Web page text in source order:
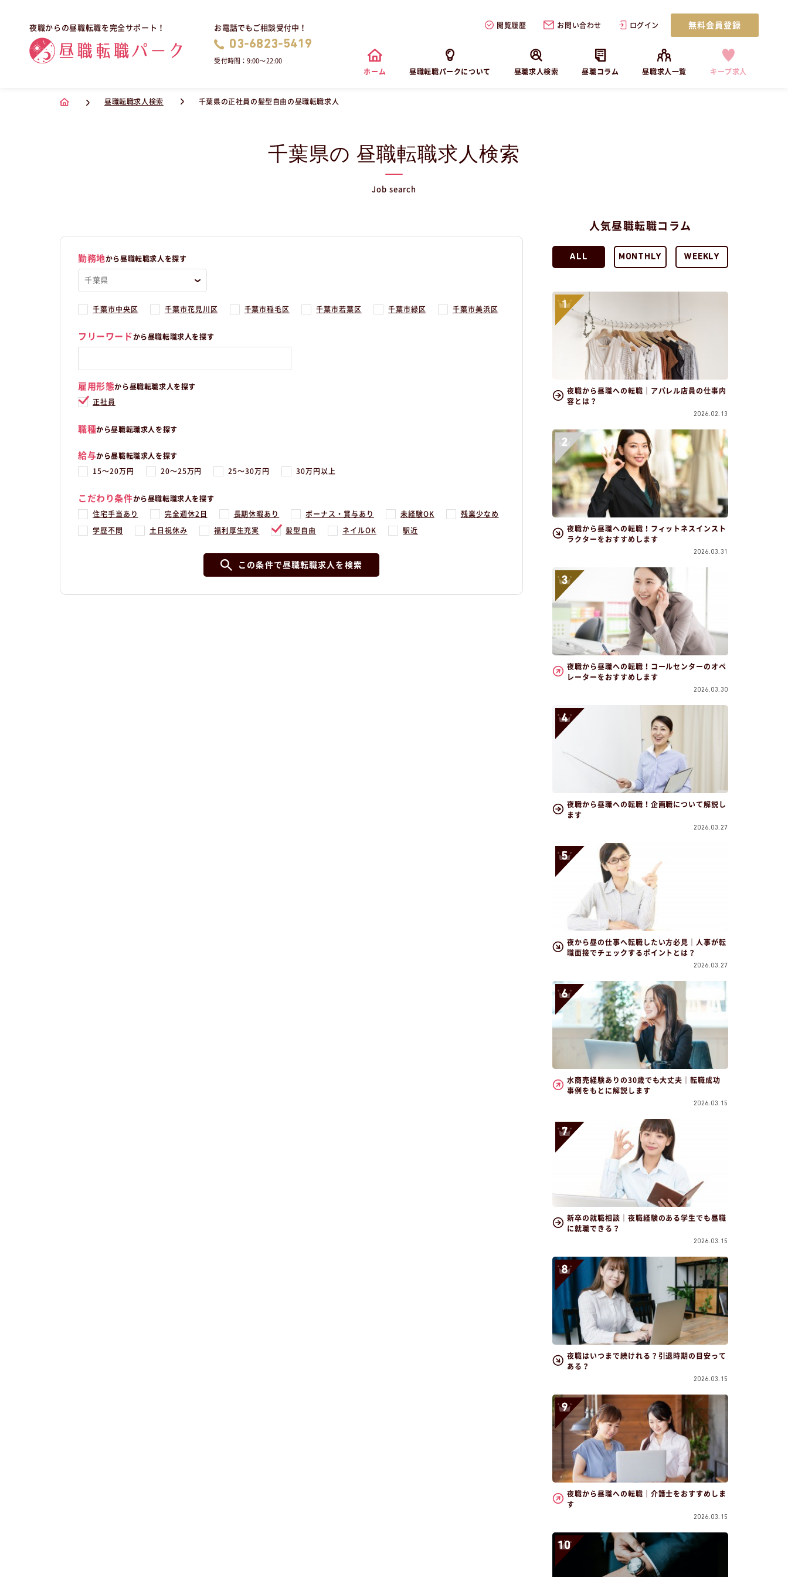
夜職からの昼職転職を完全サポート！ お電話でもご相談受付中！
03-6823-5419
受付時間：9:00〜22:00
閲覧履歴 お問い合わせ ログイン 無料会員登録
ホーム 昼職転職パークについて 昼職求人検索 昼職コラム 昼職求人一覧 キープ求人
昼職転職求人検索 千葉県の正社員の髪型自由の昼職転職求人
千葉県の 昼職転職求人検索
Job search
勤務地から昼職転職求人を探す
千葉市中央区 千葉市花見川区 千葉市稲毛区 千葉市若葉区 千葉市緑区 千葉市美浜区
フリーワードから昼職転職求人を探す
雇用形態から昼職転職求人を探す
正社員
職種から昼職転職求人を探す
給与から昼職転職求人を探す
15〜20万円 20〜25万円 25〜30万円 30万円以上
こだわり条件から昼職転職求人を探す
住宅手当あり 完全週休2日 長期休暇あり ボーナス・賞与あり 未経験OK 残業少なめ
学歴不問 土日祝休み 福利厚生充実 髪型自由 ネイルOK 駅近
この条件で昼職転職求人を検索
人気昼職転職コラム
ALL MONTHLY WEEKLY
夜職から昼職への転職｜アパレル店員の仕事内
容とは？
2026.02.13
夜職から昼職への転職！フィットネスインスト
ラクターをおすすめします
2026.03.31
夜職から昼職への転職！コールセンターのオペ
レーターをおすすめします
2026.03.30
夜職から昼職への転職！企画職について解説し
ます
2026.03.27
夜から昼の仕事へ転職したい方必見｜人事が転
職面接でチェックするポイントとは？
2026.03.27
水商売経験ありの30歳でも大丈夫｜転職成功
事例をもとに解説します
2026.03.15
新卒の就職相談｜夜職経験のある学生でも昼職
に就職できる？
2026.03.15
夜職はいつまで続けれる？引退時期の目安って
ある？
2026.03.15
夜職から昼職への転職｜介護士をおすすめしま
す
2026.03.15